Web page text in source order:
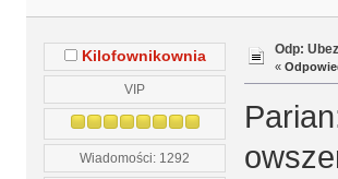
Kilofownikownia
VIP
Wiadomości: 1292
Odp:
«